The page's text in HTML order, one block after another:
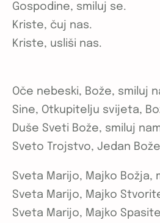
Gospodine, smiluj se.
Kriste, čuj nas.
Kriste, usliši nas.
Oče nebeski, Bože, smiluj
Sine, Otkupitelju svijeta,
Duše Sveti Bože, smiluj
Sveto Trojstvo, Jedan
Sveta Marijo, Majko Božja,
Sveta Marijo, Majko
Sveta Marijo, Majko